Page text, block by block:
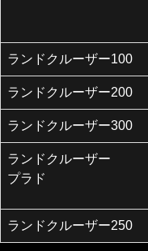
ランドクルーザー100
ランドクルーザー200
ランドクルーザー300
ランドクルーザー
プラド
ランドクルーザー250